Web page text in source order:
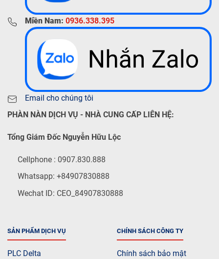
Miền Nam: 0936.338.395
Email cho chúng tôi
PHÀN NÀN DỊCH VỤ - NHÀ CUNG CẤP LIÊN HỆ:
Tổng Giám Đốc Nguyễn Hữu Lộc
Cellphone : 0907.830.888
Whatsapp: +84907830888
Wechat ID: CEO_84907830888
SẢN PHẨM DỊCH VỤ
PLC Delta
CHÍNH SÁCH CÔNG TY
Chính sách bảo mật